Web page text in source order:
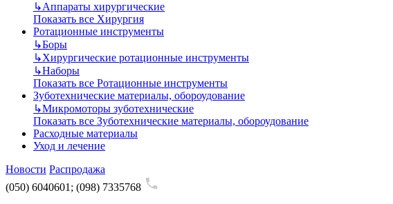
↳Аппараты хирургические
Показать все Хирургия
Ротационные инструменты
↳Боры
↳Хирургические ротационные инструменты
↳Наборы
Показать все Ротационные инструменты
Зуботехнические материалы, обороудование
↳Микромоторы зуботехнические
Показать все Зуботехнические материалы, обороудование
Расходные материалы
Уход и лечение
Новости Распродажа
(050) 6040601; (098) 7335768